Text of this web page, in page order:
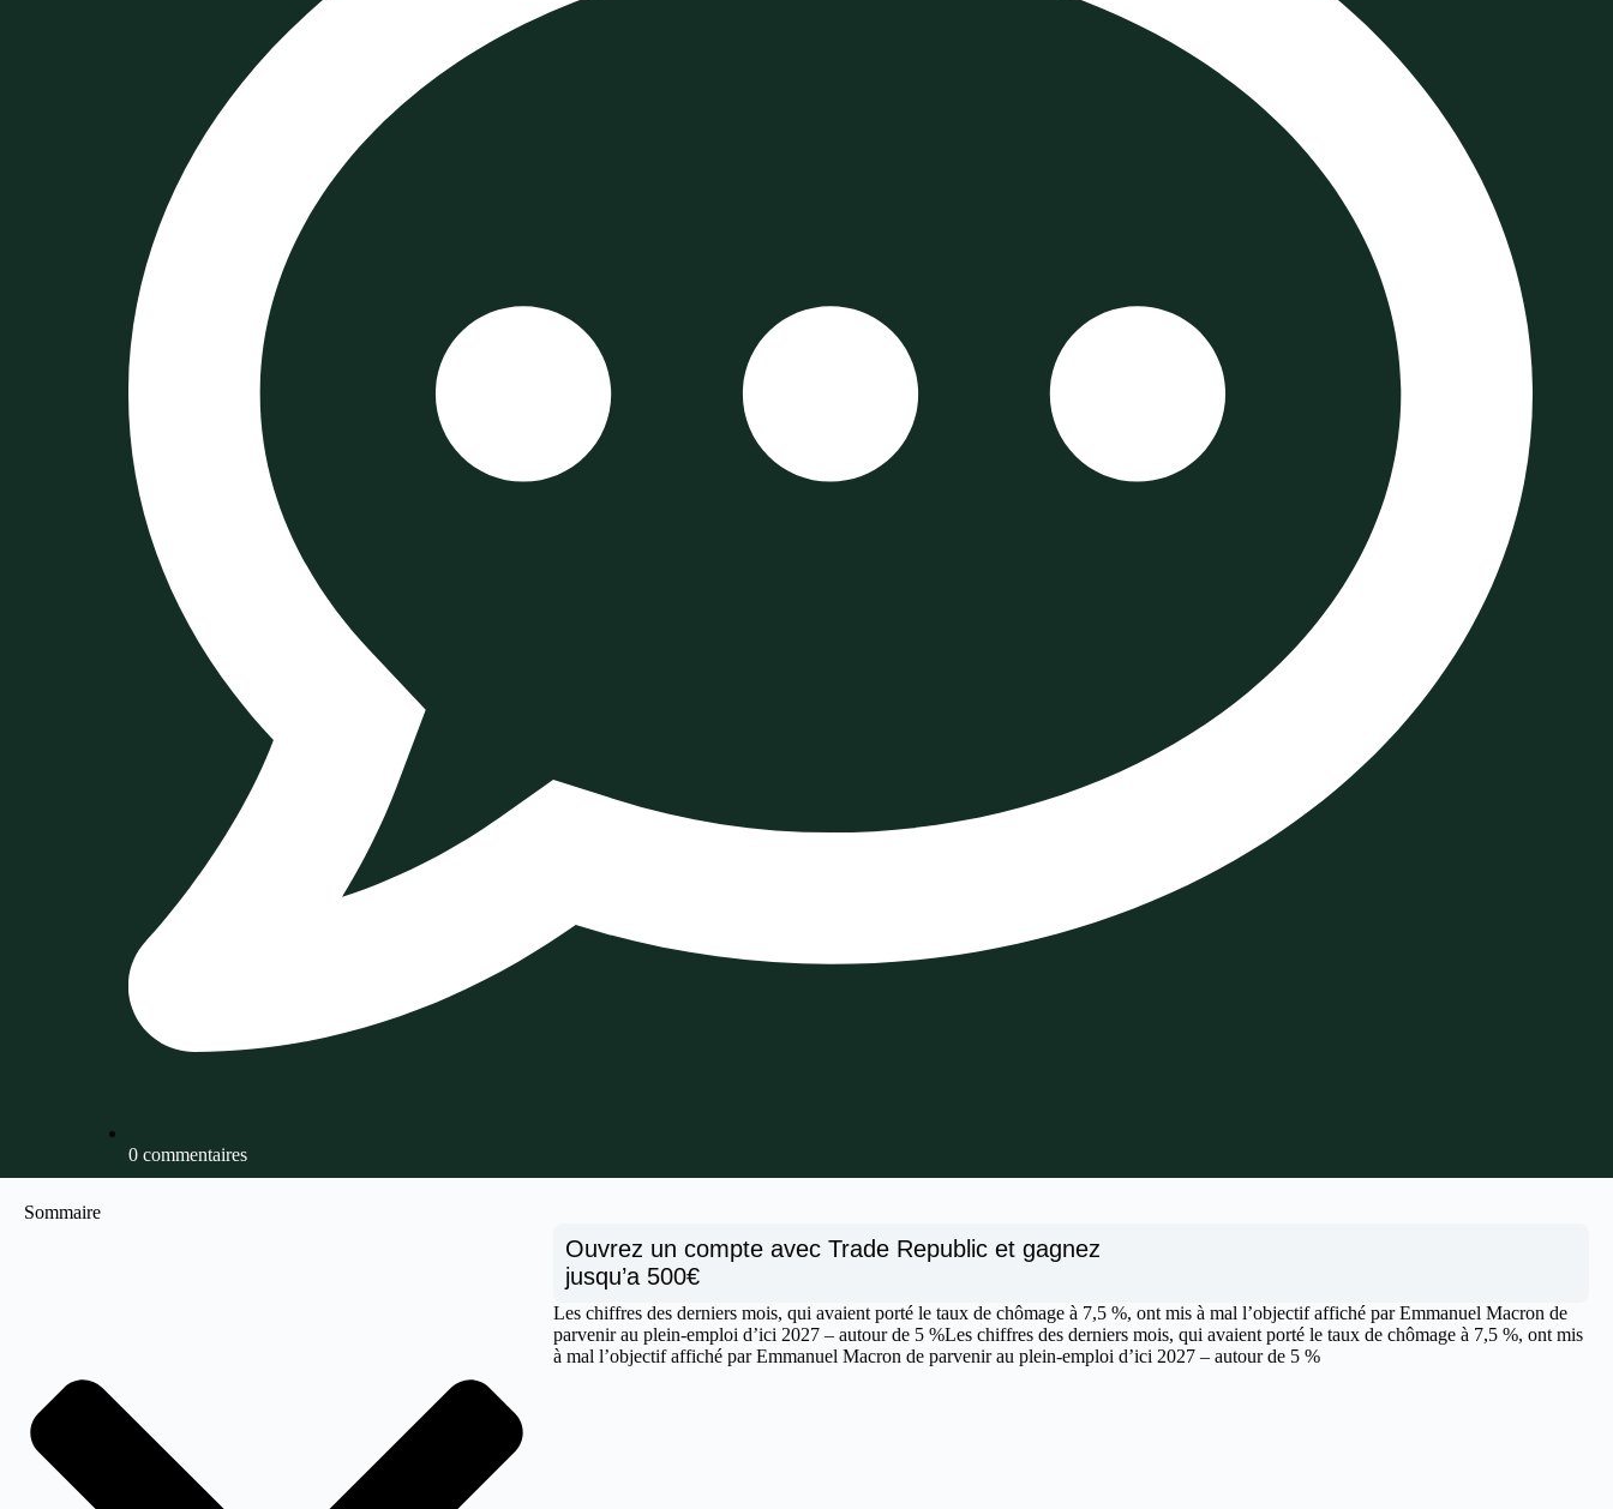
0 commentaires
Sommaire
Ouvrez un compte avec Trade Republic et gagnez
jusqu’a 500€
Les chiffres des derniers mois, qui avaient porté le taux de chômage à 7,5 %, ont mis à mal l’objectif affiché par Emmanuel Macron de
parvenir au plein-emploi d’ici 2027 – autour de 5 %Les chiffres des derniers mois, qui avaient porté le taux de chômage à 7,5 %, ont mis
à mal l’objectif affiché par Emmanuel Macron de parvenir au plein-emploi d’ici 2027 – autour de 5 %